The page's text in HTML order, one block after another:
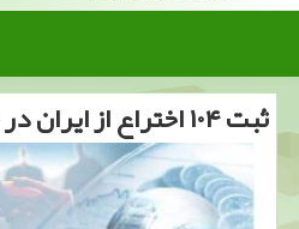
ثبت ۱۰۴ اختراع از ایران در دفاتر بین المللی